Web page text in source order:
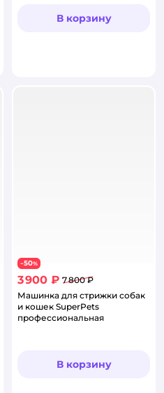
В корзину
−50%
3 900 ₽ 7 800 ₽
Машинка для стрижки собак
и кошек SuperPets
профессиональная
В корзину